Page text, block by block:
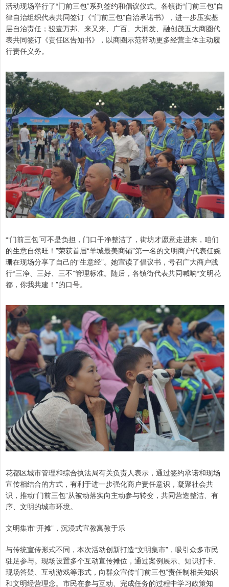
活动现场举行了“门前三包”系列签约和倡议仪式。各镇街“门前三包”自
律自治组织代表共同签订《“门前三包”自治承诺书》，进一步压实基
层自治责任；骏壹万邦、来又来、广百、大润发、融创茂五大商圈代
表共同签订《责任区告知书》，以商圈示范带动更多经营主体主动履
行责任义务。
“‘门前三包’可不是负担，门口干净整洁了，街坊才愿意走进来，咱们
的生意自然旺！”荣获首届“羊城最美商铺”第一名的文明商户代表任婉
珊在现场分享了自己的“生意经”。她宣读了倡议书，号召广大商户践
行“三净、三好、三不”管理标准。随后，各镇街代表共同喊响“文明花
都，你我共建！”的口号。
花都区城市管理和综合执法局有关负责人表示，通过签约承诺和现场
宣传相结合的方式，有利于进一步强化商户责任意识，凝聚社会共
识，推动“门前三包”从被动落实向主动参与转变，共同营造整洁、有
序、文明的城市环境。
文明集市“开摊”，沉浸式宣教寓教于乐
与传统宣传形式不同，本次活动创新打造“文明集市”，吸引众多市民
驻足参与。现场设置多个互动宣传摊位，通过案例展示、知识打卡、
现场答疑、互动游戏等形式，向群众宣传“门前三包”责任制相关知识
和文明经营理念。市民在参与互动、完成任务的过程中学习政策知